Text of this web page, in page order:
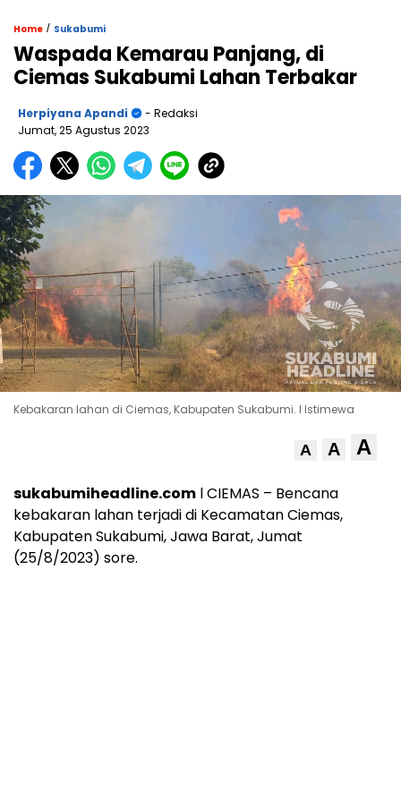
Home / Sukabumi
Waspada Kemarau Panjang, di
Ciemas Sukabumi Lahan Terbakar
Herpiyana Apandi
- Redaksi
Jumat, 25 Agustus 2023
Kebakaran lahan di Ciemas, Kabupaten Sukabumi. l Istimewa
A A A
sukabumiheadline.com l CIEMAS – Bencana
kebakaran lahan terjadi di Kecamatan Ciemas,
Kabupaten Sukabumi, Jawa Barat, Jumat
(25/8/2023) sore.